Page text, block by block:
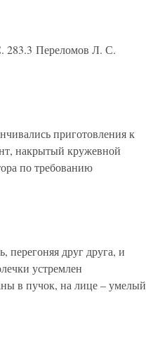
283.3 Переломов Л. С.
приготовления к
накрытый кружевной
по требованию
перегоняя друг друга, и
устремлен
в пучок, на лице – умелый